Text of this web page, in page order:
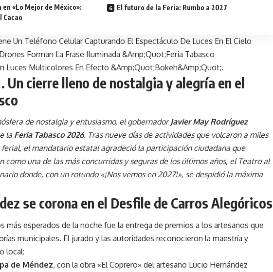
«Lo Mejor de México»:
Cacao
El futuro de la Feria: Rumbo a 2027
Un cierre lleno de nostalgia y alegría en el
de nostalgia y entusiasmo, el gobernadorJavier May Rodríguez
la Feria Tabasco2026. Tras nueve días de actividades que volcaron a miles
el mandatario estatal agradeció la participación ciudadana que
como una de las más concurridas y seguras de los últimos años, el Teatro al
donde, con un rotundo «¡Nos vemos en 2027!», se despidió la máxima
se corona en el Desfile de Carros Alegóricos
más esperados de la noche fue la entrega de premios a los artesanos que
municipales. El jurado y las autoridades reconocieron la maestría y
local:
de Méndez, con la obra «El Coprero» del artesano Lucio Hernández